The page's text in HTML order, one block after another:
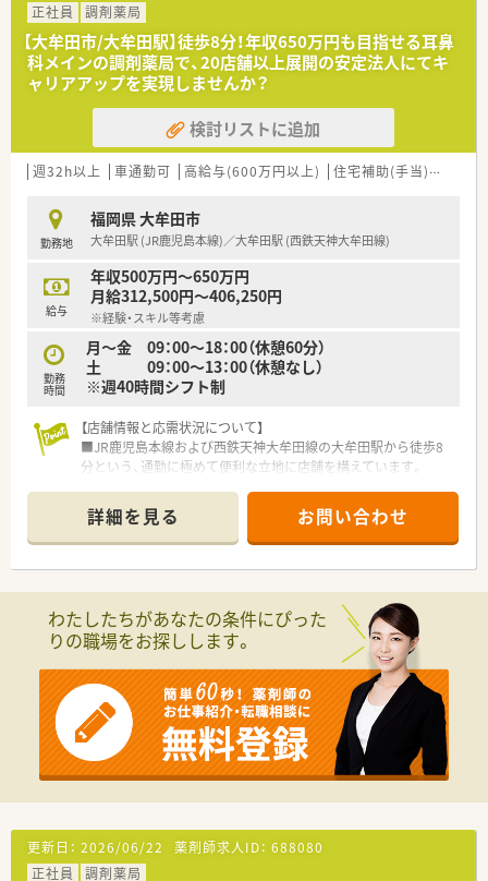
○全国に1,000店舗以上を展開する大手調剤薬局です。
○東京大学病院をはじめ全国の病院の敷地内に薬局を持ってい
ます。
病診薬連携を強化することで、地域にお住いの患者様に高度な
医療の提供を実現しています。
○全店「同一の機械・システム」を採用しており、且つ処方箋の応
需内容が多岐にわたる（敷地内・病院門前・医療モール・CL門前）
ので、
スキルUPしたい方にはお勧めもです。
ており、将来的に高年収も狙う事が出来ます。
○インターネットを使って処方薬の飲み方を遠隔指導する「オン
ライン服薬指導」、
今後も病院の「敷地内薬局」の推進、女性客の取り込みを狙う
店舗でデザインの一新。
M&Aによる店舗拡大と業界のリーディングカンパニーとして
成長を続けています。
○どの店舗も、最新システムが整っています！
＼研修制度／
修、マネージャー研修、
認定薬剤師取得支援制度、各種学会参加、大学院奨学資金制
度、他）
〇個別の教育プログラムによってスキルアップをサポート！
新入社員研修、フォローアップ研修、マネジメント研修と段階
＼福利厚生／
〇「社員第一主義」を掲げている同社では、福利厚生面が手厚く
年間休日120日以上、「連続休暇制度（年に1回、最大9連休を取
プライベートも充実出来る様にワークライフバランスを後押
ししてくれる制度が充実しています。
〇社員割引制度、財形貯蓄制度、スポーツジム優待等が受けられ
る他、
提携の保養施設は全国に40ヵ所あります。
産休、育休取得はもちろんのこと、育児短時間勤務制度を実施
育児休業より復帰後、1日最大2時間短縮して勤務できる制度
です。
正社員
調剤薬局
【大牟田市/大牟田駅】徒歩8分！年収650万円も目指せる耳鼻
科メインの調剤薬局で、20店舗以上展開の安定法人にてキ
ャリアアップを実現しませんか？
検討リストに追加
週32h以上 車通勤可 高給与(600万円以上) 住宅補助(手当)あり
勤務地
福岡県 大牟田市
大牟田駅 (JR鹿児島本線)／大牟田駅 (西鉄天神大牟田線)
給与
年収500万円～650万円
月給312,500円～406,250円
※経験・スキル等考慮
勤務
時間
月～金 09：00～18：00（休憩60分）
土 09：00～13：00（休憩なし）
※週40時間シフト制
【店舗情報と応需状況について】
■JR鹿児島本線および西鉄天神大牟田線の大牟田駅から徒歩8
分という、通勤に極めて便利な立地に店舗を構えています。
ンの処方内容について深く専門性を高めることが可能です。
■1日平均約90枚の処方箋を薬剤師3名の体制で対応しており、
スタッフ1人あたりの業務負担が適切に管理されています。
■今回は欠員補充に伴う募集であり、地域医療に貢献したい意欲
を持つ薬剤師の方を急募として積極的にお迎えいたします。
■実務経験の有無は問いませんので、新しい環境で調剤業務を基
礎から学びたい方やスキルを磨きたい方を広く募集します。
■年齢を問わず50代の方まで幅広く受け入れており、周囲のス
タッフと円滑に連携しながら業務に励める方を求めています。
【求人情報について】
■正社員の勤務薬剤師として募集しており、年収500万円から最
大650万円という地域内でも高水準の給与提示が可能です。
■昇給は年1回4月に実施され、賞与も年2回支給されるため、
■住宅補助手当や薬剤師紹介制度など福利厚生が充実しており、
生活面でのサポートを受けながら長く安定して働けます。
詳細を見る お問い合わせ
わたしたちがあなたの条件にぴった
りの職場をお探しします。
更新日： 2026/06/22 薬剤師求人ID： 688080
正社員
調剤薬局